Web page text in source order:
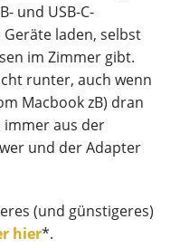
und USB-C-
laden, selbst
im Zimmer gibt.
runter, auch wenn
Macbook zB) dran
immer aus der
und der Adapter
(und günstigeres)
hier*.